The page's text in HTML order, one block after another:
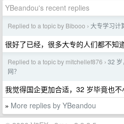
YBeandou's recent replies
Replied to a topic by Bibooo › 大专学习计
很好了已经，很多大专的人们都不知
Replied to a topic by mitchellef876 › 32 岁
网？
我觉得国企更加合适，32 岁毕竟也不
» More replies by YBeandou